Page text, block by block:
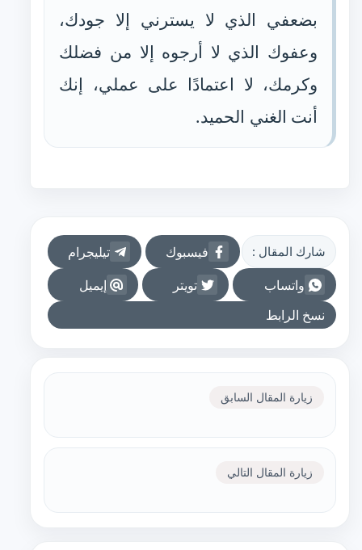
بضعفي الذي لا يسترني إلا جودك،
وعفوك الذي لا أرجوه إلا من فضلك
وكرمك، لا اعتمادًا على عملي، إنك
أنت الغني الحميد.
شارك المقال : فيسبوك
تيليجرام
واتساب
تويتر
إيميل
نسخ الرابط
زيارة المقال السابق
زيارة المقال التالي